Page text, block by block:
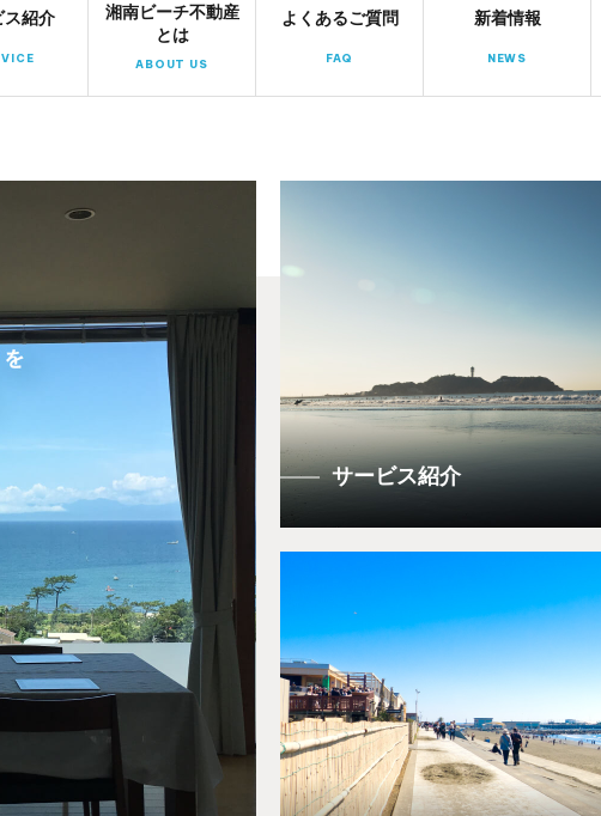
湘南ビーチ不動産
ス紹介
湘南ビーチ不動産
とは
ABOUT US
よくあるご質問
FAQ
新着情報
NEWS
サービス紹介